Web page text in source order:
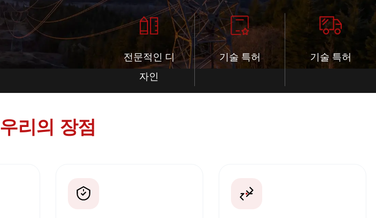
전문적인 디
자인
기술 특허 기술 특허
우리의 장점